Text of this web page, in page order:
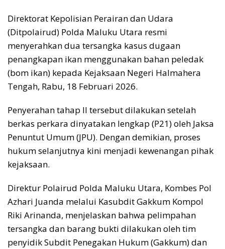
Direktorat Kepolisian Perairan dan Udara
(Ditpolairud) Polda Maluku Utara resmi
menyerahkan dua tersangka kasus dugaan
penangkapan ikan menggunakan bahan peledak
(bom ikan) kepada Kejaksaan Negeri Halmahera
Tengah, Rabu, 18 Februari 2026.
Penyerahan tahap II tersebut dilakukan setelah
berkas perkara dinyatakan lengkap (P21) oleh Jaksa
Penuntut Umum (JPU). Dengan demikian, proses
hukum selanjutnya kini menjadi kewenangan pihak
kejaksaan.
Direktur Polairud Polda Maluku Utara, Kombes Pol
Azhari Juanda melalui Kasubdit Gakkum Kompol
Riki Arinanda, menjelaskan bahwa pelimpahan
tersangka dan barang bukti dilakukan oleh tim
penyidik Subdit Penegakan Hukum (Gakkum) dan